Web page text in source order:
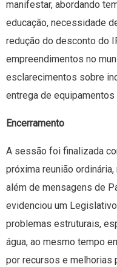
manifestar, abordando
educação, necessidade
redução do desconto do
empreendimentos no
esclarecimentos sobre
entrega de
Encerramento
A sessão foi finalizada
próxima reunião
além de mensagens de
evidenciou um
problemas estruturais,
água, ao mesmo tempo
por recursos e melhorias